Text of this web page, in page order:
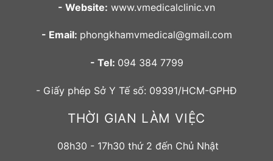
- Website: www.vmedicalclinic.vn
- Email: phongkhamvmedical@gmail.com
- Tel: 094 384 7799
- Giấy phép Sở Y Tế số: 09391/HCM-GPHĐ
THỜI GIAN LÀM VIỆC
08h30 - 17h30 thứ 2 đến Chủ Nhật